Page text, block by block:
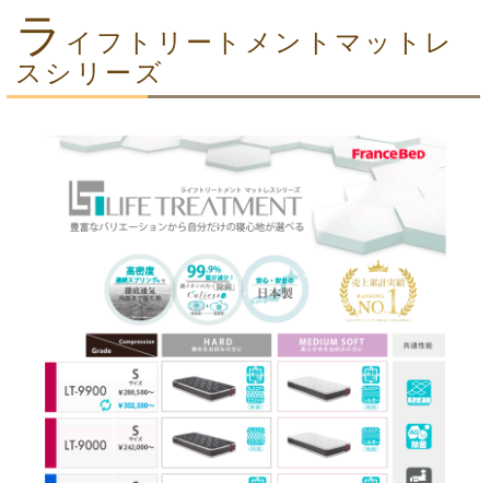
ラ イフトリートメントマットレ
スシリーズ